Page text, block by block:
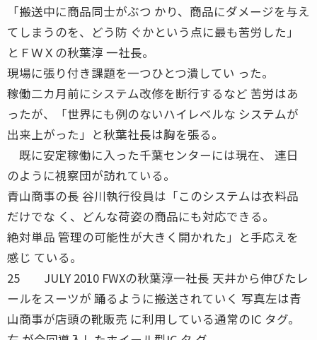
「搬送中に商品同士がぶつ かり、商品にダメージを与え
てしまうのを、どう防 ぐかという点に最も苦労した」
とＦＷＸの秋葉淳 一社長。
現場に張り付き課題を一つひとつ潰してい った。
稼働二カ月前にシステム改修を断行するなど 苦労はあ
ったが、「世界にも例のないハイレベルな システムが
出来上がった」と秋葉社長は胸を張る。
既に安定稼働に入った千葉センターには現在、 連日
のように視察団が訪れている。
青山商事の長 谷川執行役員は「このシステムは衣料品
だけでな く、どんな荷姿の商品にも対応できる。
絶対単品 管理の可能性が大きく開かれた」と手応えを
感じ ている。
25 JULY 2010 FWXの秋葉淳一社長 天井から伸びたレ
ールをスーツが 踊るように搬送されていく 写真左は青
山商事が店頭の靴販売 に利用している通常のIC タグ。